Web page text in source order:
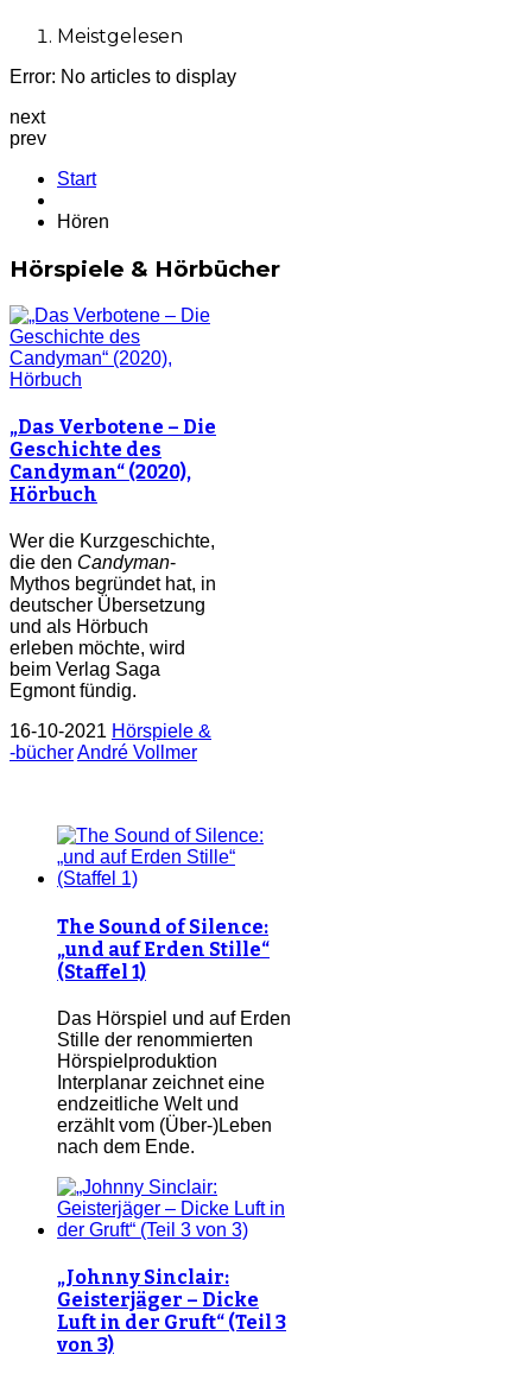
Meistgelesen
Error: No articles to display
next
prev
Start
Hören
Hörspiele & Hörbücher
„Das Verbotene – Die
Geschichte des
Candyman“ (2020),
Hörbuch
Wer die Kurzgeschichte,
die den Candyman-
Mythos begründet hat, in
deutscher Übersetzung
und als Hörbuch
erleben möchte, wird
beim Verlag Saga
Egmont fündig.
16-10-2021 Hörspiele &
-bücherAndré Vollmer
The Sound of Silence:
„und auf Erden Stille“
(Staffel 1)
Das Hörspiel und auf Erden
Stille der renommierten
Hörspielproduktion
Interplanar zeichnet eine
endzeitliche Welt und
erzählt vom (Über-)Leben
nach dem Ende.
„Johnny Sinclair:
Geisterjäger – Dicke
Luft in der Gruft“ (Teil 3
von 3)